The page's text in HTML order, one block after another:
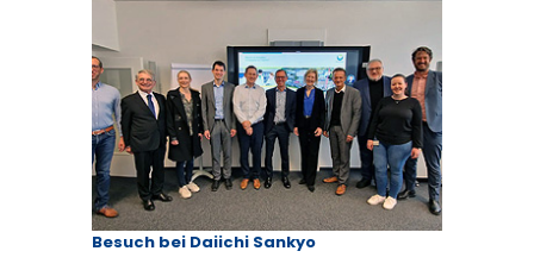
Besuch bei Daiichi Sankyo